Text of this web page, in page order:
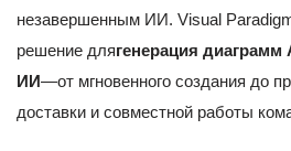
незавершенным ИИ. Visual
решение длягенерация
ИИ—от мгновенного создания до
доставки и совместной работы